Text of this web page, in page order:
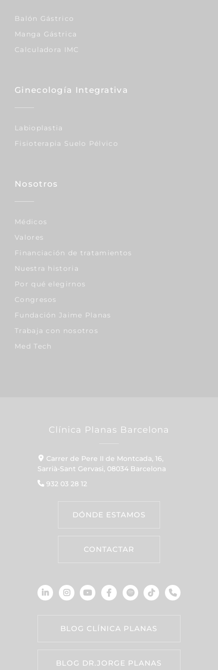
Balón Gástrico
Manga Gástrica
Calculadora IMC
Ginecología Integrativa
Labioplastia
Fisioterapia Suelo Pélvico
Nosotros
Médicos
Valores
Financiación de tratamientos
Nuestra historia
Por qué elegirnos
Congresos
Fundación Jaime Planas
Trabaja con nosotros
Med Tech
Clínica Planas Barcelona
Carrer de Pere II de Montcada, 16,
Sarrià-Sant Gervasi, 08034 Barcelona
932 03 28 12
DÓNDE ESTAMOS
CONTACTAR
BLOG CLÍNICA PLANAS
BLOG DR.JORGE PLANAS